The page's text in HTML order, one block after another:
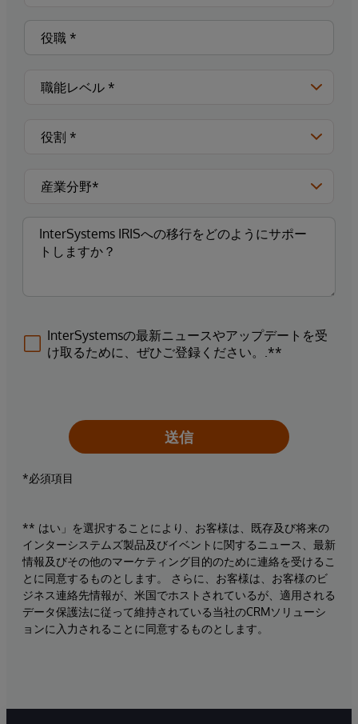
InterSystemsの最新ニュースやアップデートを受
け取るために、ぜひご登録ください。.**
送信
*必須項目
** はい」を選択することにより、お客様は、既存及び将来の
インターシステムズ製品及びイベントに関するニュース、最新
情報及びその他のマーケティング目的のために連絡を受けるこ
とに同意するものとします。 さらに、お客様は、お客様のビ
ジネス連絡先情報が、米国でホストされているが、適用される
データ保護法に従って維持されている当社のCRMソリューシ
ョンに入力されることに同意するものとします。